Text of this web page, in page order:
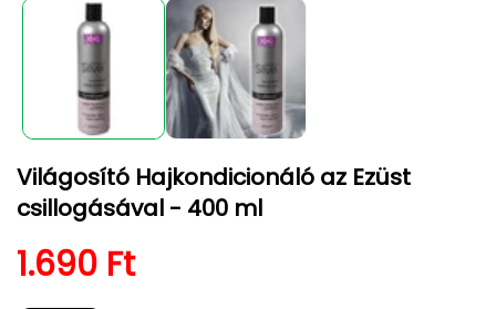
médiafájl
megnyitása
párbeszédpanelen
Világosító Hajkondicionáló az Ezüst
csillogásával - 400 ml
Normál ár
1.690 Ft